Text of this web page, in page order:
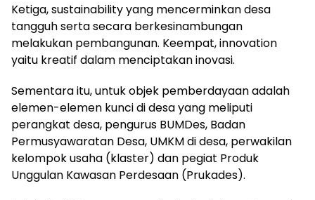
Ketiga, sustainability yang mencerminkan desa
tangguh serta secara berkesinambungan
melakukan pembangunan. Keempat, innovation
yaitu kreatif dalam menciptakan inovasi.
Sementara itu, untuk objek pemberdayaan adalah
elemen-elemen kunci di desa yang meliputi
perangkat desa, pengurus BUMDes, Badan
Permusyawaratan Desa, UMKM di desa, perwakilan
kelompok usaha (klaster) dan pegiat Produk
Unggulan Kawasan Perdesaan (Prukades).